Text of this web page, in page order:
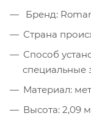
Бренд:
Страна
Способ
специальные
Материал:
Высота: 2,09 м